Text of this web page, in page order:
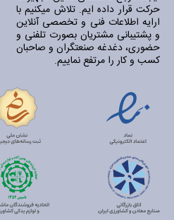
حرکت قرار داده ایم. تلاش میکنیم با
ارایه اطلاعات فنی و تخصصی آنلاین
و پشتیبانی مشتریان بصورت تلفنی و
حضوری، دغدغه صنعتگران و صاحبان
کسب و کار را مرتفع نماییم.